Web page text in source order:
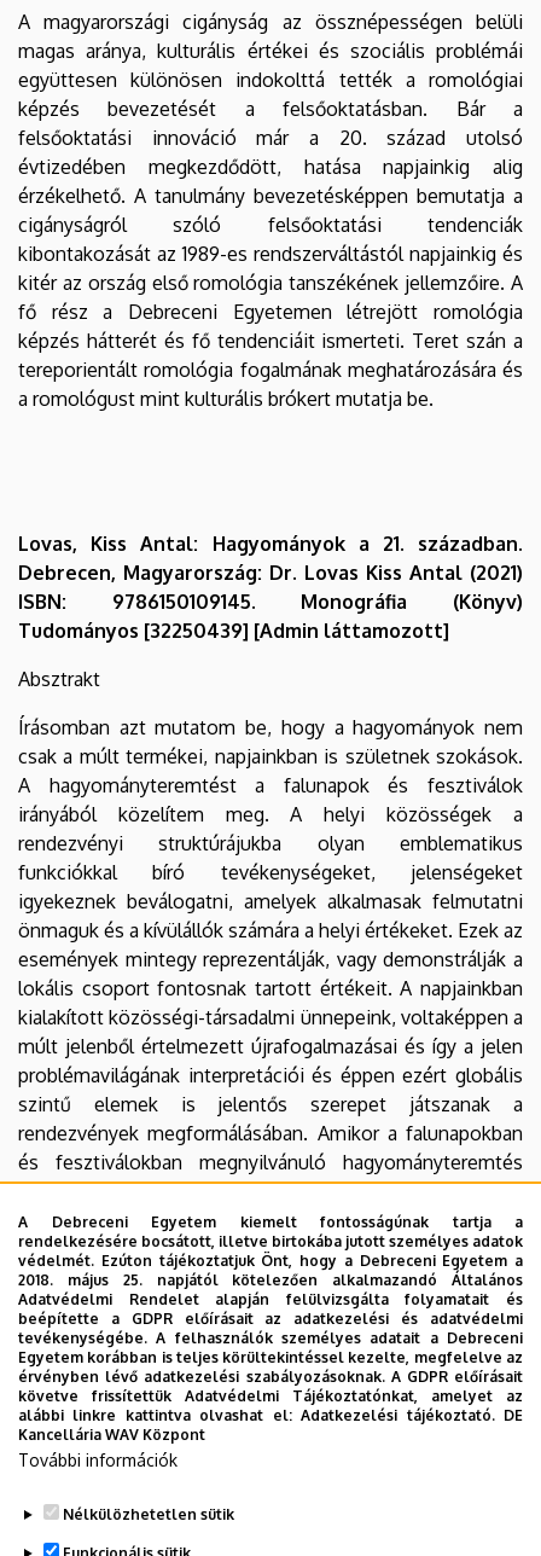
A magyarországi cigányság az össznépességen belüli
magas aránya, kulturális értékei és szociális problémái
együttesen különösen indokolttá tették a romológiai
képzés bevezetését a felsőoktatásban. Bár a
felsőoktatási innováció már a 20. század utolsó
évtizedében megkezdődött, hatása napjainkig alig
érzékelhető. A tanulmány bevezetésképpen bemutatja a
cigányságról szóló felsőoktatási tendenciák
kibontakozását az 1989-es rendszerváltástól napjainkig és
kitér az ország első romológia tanszékének jellemzőire. A
fő rész a Debreceni Egyetemen létrejött romológia
képzés hátterét és fő tendenciáit ismerteti. Teret szán a
tereporientált romológia fogalmának meghatározására és
a romológust mint kulturális brókert mutatja be.
Lovas, Kiss Antal: Hagyományok a 21. században.
Debrecen, Magyarország: Dr. Lovas Kiss Antal (2021)
ISBN: 9786150109145. Monográfia (Könyv)
Tudományos [32250439] [Admin láttamozott]
Absztrakt
Írásomban azt mutatom be, hogy a hagyományok nem
csak a múlt termékei, napjainkban is születnek szokások.
A hagyományteremtést a falunapok és fesztiválok
irányából közelítem meg. A helyi közösségek a
rendezvényi struktúrájukba olyan emblematikus
funkciókkal bíró tevékenységeket, jelenségeket
igyekeznek beválogatni, amelyek alkalmasak felmutatni
önmaguk és a kívülállók számára a helyi értékeket. Ezek az
események mintegy reprezentálják, vagy demonstrálják a
lokális csoport fontosnak tartott értékeit. A napjainkban
kialakított közösségi-társadalmi ünnepeink, voltaképpen a
múlt jelenből értelmezett újrafogalmazásai és így a jelen
problémavilágának interpretációi és éppen ezért globális
szintű elemek is jelentős szerepet játszanak a
rendezvények megformálásában. Amikor a falunapokban
és fesztiválokban megnyilvánuló hagyományteremtés
divatját szeretnénk megérteni érdemes körüljárni, hogy
mit értünk hagyomány alatt, továbbá megkerülhetetlen a
hagyományképződés mai jellemzőinek megértéséhez a
modernizálódó, globális folyamatok mentén változó
világunk értelmezése. A könyv második felében pedig
néhány jellemző esettanulmány segítségével fókuszálok a
falunapok és fesztiválok 21. századi néhány sajátosságára.
Könyvemet azok alapján a tapasztalatok alapján írtam,
amelyeket az 1990-es évek közepe óta antropológiai,
néprajzi vonatkozású terepkutatásaim során szereztem.
Legutóbbi frissítés: 2024. 02. 02. 13:33
A Debreceni Egyetem kiemelt fontosságúnak tartja a
rendelkezésére bocsátott, illetve birtokába jutott személyes adatok
védelmét. Ezúton tájékoztatjuk Önt, hogy a Debreceni Egyetem a
2018. május 25. napjától kötelezően alkalmazandó Általános
Adatvédelmi Rendelet alapján felülvizsgálta folyamatait és
beépítette a GDPR előírásait az adatkezelési és adatvédelmi
tevékenységébe. A felhasználók személyes adatait a Debreceni
Egyetem korábban is teljes körültekintéssel kezelte, megfelelve az
érvényben lévő adatkezelési szabályozásoknak. A GDPR előírásait
követve frissítettük Adatvédelmi Tájékoztatónkat, amelyet az
alábbi linkre kattintva olvashat el:Adatkezelési tájékoztató. DE
Kancellária WAV Központ
További információk
Nélkülözhetetlen sütik